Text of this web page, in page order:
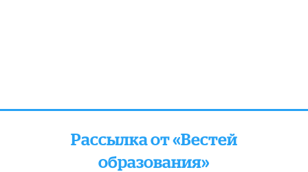
Рассылка от «Вестей
образования»